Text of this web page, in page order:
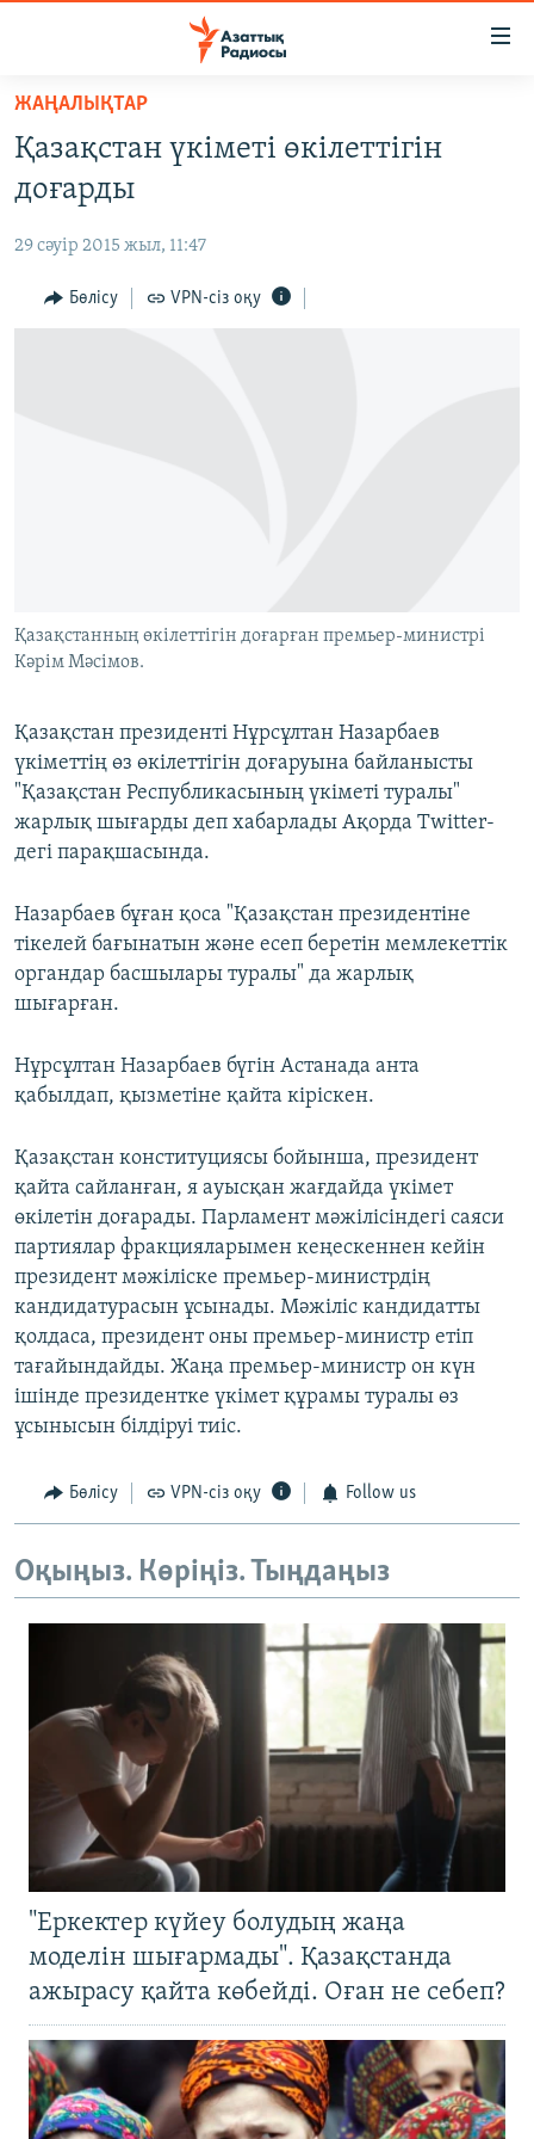
Skip
main
content
to
Navigation
Skip
САЯСАТ
AZATTYQTV
ҚАҢТАР ОҚИҒАСЫ
АДАМ ҚҰҚЫҚТАРЫ
Басқа тілдерде
ЖАҢАЛЫҚТАР
Қазақстан үкіметі өкілеттігін
доғарды
29 сәуір 2015 жыл, 11:47
Бөлісу VPN-сіз оқу
Қазақстанның өкілеттігін доғарған премьер-министрі
Кәрім Мәсімов.
Қазақстан президенті Нұрсұлтан Назарбаев
үкіметтің өз өкілеттігін доғаруына байланысты
"Қазақстан Республикасының үкіметі туралы"
жарлық шығарды деп хабарлады Ақорда Twitter-
дегі парақшасында.
Назарбаев бұған қоса "Қазақстан президентіне
тікелей бағынатын және есеп беретін мемлекеттік
органдар басшылары туралы" да жарлық
шығарған.
Нұрсұлтан Назарбаев бүгін Астанада анта
қабылдап, қызметіне қайта кіріскен.
Қазақстан конституциясы бойынша, президент
қайта сайланған, я ауысқан жағдайда үкімет
өкілетін доғарады. Парламент мәжілісіндегі саяси
партиялар фракцияларымен кеңескеннен кейін
президент мәжіліске премьер-министрдің
кандидатурасын ұсынады. Мәжіліс кандидатты
қолдаса, президент оны премьер-министр етіп
тағайындайды. Жаңа премьер-министр он күн
ішінде президентке үкімет құрамы туралы өз
ұсынысын білдіруі тиіс.
Бөлісу VPN-сіз оқу Follow us
Оқыңыз. Көріңіз. Тыңдаңыз
"Еркектер күйеу болудың жаңа
моделін шығармады". Қазақстанда
ажырасу қайта көбейді. Оған не себеп?